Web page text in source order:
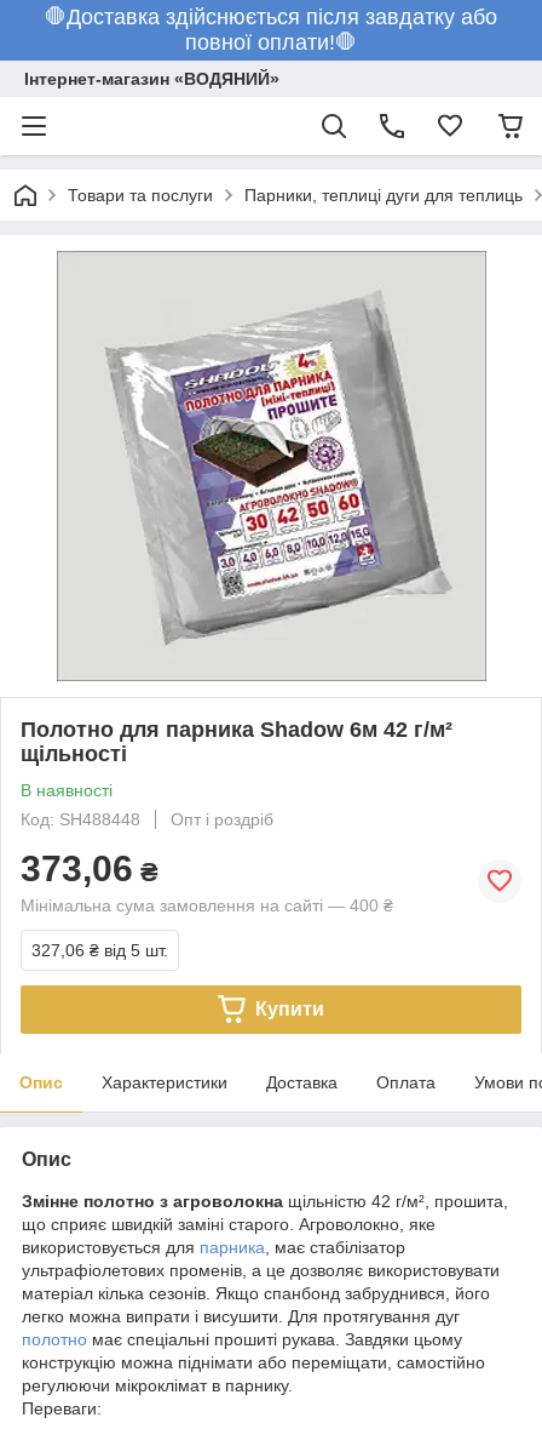
🛑Доставка здійснюється після завдатку або
повної оплати!🛑
Інтернет-магазин «ВОДЯНИЙ»
Товари та послуги Парники, теплиці дуги для теплиць
Полотно для парника Shadow 6м 42 г/м²
щільності
В наявності
Код: SH488448
Опт і роздріб
373,06 ₴
Мінімальна сума замовлення на сайті — 400 ₴
327,06 ₴ від 5 шт.
Купити
Опис Характеристики Доставка Оплата Умови
Опис
Змінне полотно з агроволокна щільністю 42 г/м², прошита,
що сприяє швидкій заміні старого. Агроволокно, яке
використовується для парника , має стабілізатор
ультрафіолетових променів, а це дозволяє використовувати
матеріал кілька сезонів. Якщо спанбонд забруднився, його
легко можна випрати і висушити. Для протягування дуг
полотно має спеціальні прошиті рукава. Завдяки цьому
конструкцію можна піднімати або переміщати, самостійно
регулюючи мікроклімат в парнику.
Переваги: